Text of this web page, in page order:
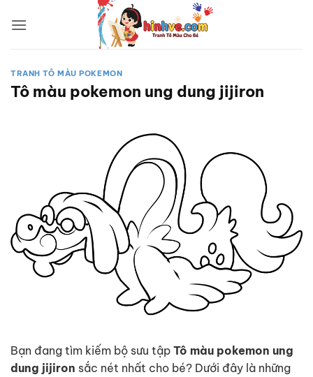
qua
TRANH TÔ MÀU POKEMON
Tô màu pokemon ung dung jijiron
Bạn đang tìm kiếm bộ sưu tập Tô màu pokemon ung
dung jijiron sắc nét nhất cho bé? Dưới đây là những